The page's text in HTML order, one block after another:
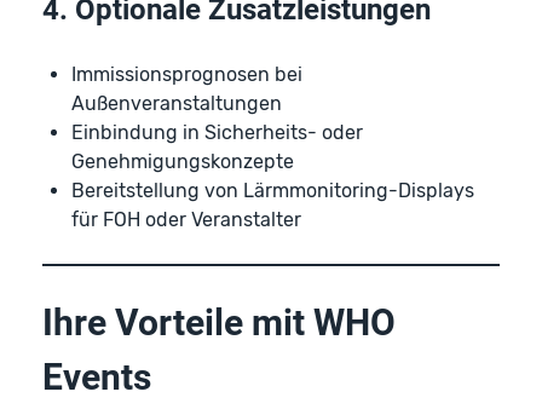
4. Optionale Zusatzleistungen
Immissionsprognosen bei
Außenveranstaltungen
Einbindung in Sicherheits- oder
Genehmigungskonzepte
Bereitstellung von Lärmmonitoring-Displays
für FOH oder Veranstalter
Ihre Vorteile mit WHO
Events